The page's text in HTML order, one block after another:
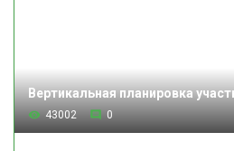
Вертикальная планировка
43002 0